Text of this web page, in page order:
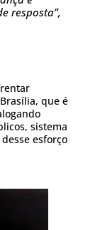
resposta”,
que é
sistema
esforço